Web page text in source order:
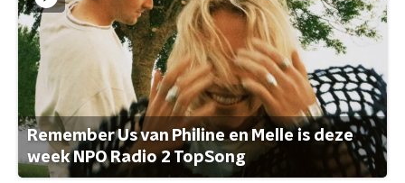
Remember Us van Philine en Melle is deze
week NPO Radio 2 TopSong